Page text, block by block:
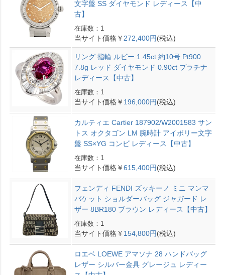
文字盤 SS ダイヤモンド レディース【中
古】
在庫数：1
当サイト価格￥ 272,400円(税込)
リング 指輪 ルビー 1.45ct 約10号 Pt900
7.8g レッド ダイヤモンド 0.90ct プラチナ
レディース【中古】
在庫数：1
当サイト価格￥ 196,000円(税込)
カルティエ Cartier 187902/W2001583 サン
トス オクタゴン LM 腕時計 アイボリー文字
盤 SS×YG コンビ レディース【中古】
在庫数：1
当サイト価格￥615,400円(税込)
フェンディ FENDI ズッキーノ ミニ マンマ
バケット ショルダーバッグ ジャガード レ
ザー 8BR180 ブラウン レディース【中古】
在庫数：1
当サイト価格￥ 154,800円(税込)
ロエベ LOEWE アマソナ 28 ハンドバッグ
レザー シルバー金具 グレージュ レディー